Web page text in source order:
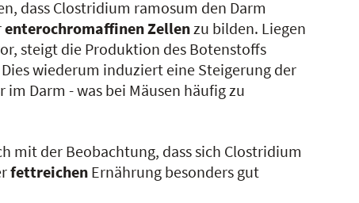
dass Clostridium ramosum den Darm
enterochromaffinenZellenzu bilden. Liegen
steigt die Produktion des Botenstoffs
wiederum induziert eine Steigerung der
Darm - was bei Mäusen häufig zu
mit der Beobachtung, dass sich Clostridium
fettreichen Ernährung besonders gut